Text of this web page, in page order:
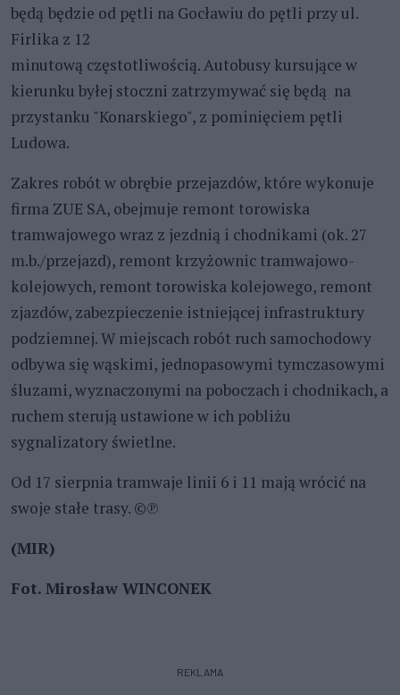
będą będzie od pętli na Gocławiu do pętli przy ul.
Firlika z 12
minutową częstotliwością. Autobusy kursujące w
kierunku byłej stoczni zatrzymywać się będą na
przystanku "Konarskiego", z pominięciem pętli
Ludowa.
Zakres robót w obrębie przejazdów, które wykonuje
firma ZUE SA, obejmuje remont torowiska
tramwajowego wraz z jezdnią i chodnikami (ok. 27
m.b./przejazd), remont krzyżownic tramwajowo-
kolejowych, remont torowiska kolejowego, remont
zjazdów, zabezpieczenie istniejącej infrastruktury
podziemnej. W miejscach robót ruch samochodowy
odbywa się wąskimi, jednopasowymi tymczasowymi
śluzami, wyznaczonymi na poboczach i chodnikach, a
ruchem sterują ustawione w ich pobliżu
sygnalizatory świetlne.
Od 17 sierpnia tramwaje linii 6 i 11 mają wrócić na
swoje stałe trasy. ©℗
(MIR)
Fot. Mirosław WINCONEK
REKLAMA